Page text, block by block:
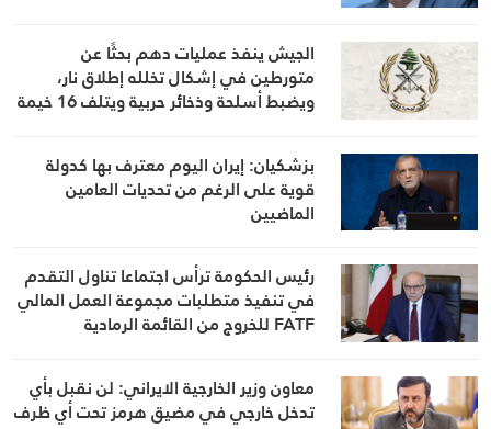
الجيش ينفذ عمليات دهم بحثًا عن
متورطين في إشكال تخلله إطلاق نار،
ويضبط أسلحة وذخائر حربية ويتلف 16 خيمة
بزشكيان: إيران اليوم معترف بها كدولة
قوية على الرغم من تحديات العامين
الماضيين
رئيس الحكومة ترأس اجتماعا تناول التقدم
في تنفيذ متطلبات مجموعة العمل المالي
FATF للخروج من القائمة الرمادية
معاون وزير الخارجية الايراني: لن نقبل بأي
تدخل خارجي في مضيق هرمز تحت أي ظرف